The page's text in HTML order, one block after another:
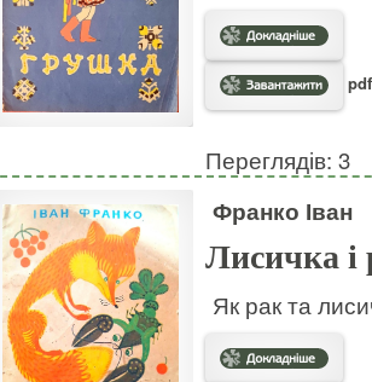
Переглядів: 3
Франко Іван
Лисичка і
Як рак та